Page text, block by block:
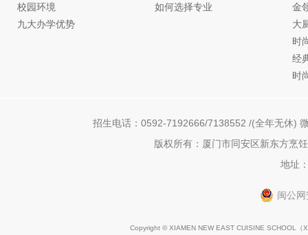
校园环境
九大办学优势
如何选择专业
金
大
时
经
时
招生电话：0592-7192666/7138552 /(全年无休)
版权所有：厦门市同安区新东方烹
地址
闽公
Copyright © XIAMEN NEW EAST CUISINE SCHOOL（